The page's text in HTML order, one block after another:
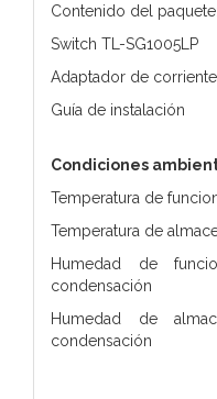
Contenido del paquete:
Switch TL-SG1005LP
Adaptador de corriente
Guía de instalación
Condiciones
Temperatura de
Temperatura de
Humedad de
condensación
Humedad de
condensación